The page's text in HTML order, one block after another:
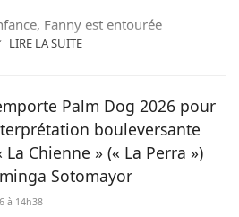
LIRE LA SUITE
Fanny est entourée
quotidien avec un chat nommé
sa passion des animaux au
Palm Dog 2026 pour
bouleversante
La Chienne » (« La Perra »)
Sotomayor
à 14h38